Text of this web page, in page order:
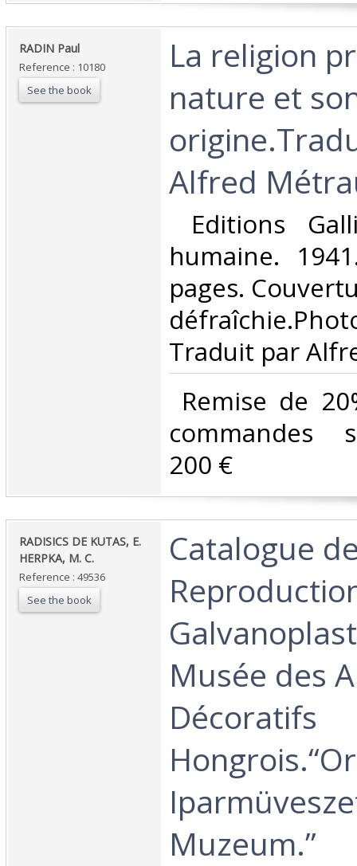
‎RADIN Paul‎
Reference : 10180
See the book
‎La religion
nature et
Alfred
Editions
humaine.
pages.
Traduit par
Remise de
commandes
200 €‎
‎RADISICS DE KUTAS, E.
HERPKA, M. C.‎
Reference : 49536
See the book
‎Catalogue
Musée des
Décoratifs
Muzeum.”‎